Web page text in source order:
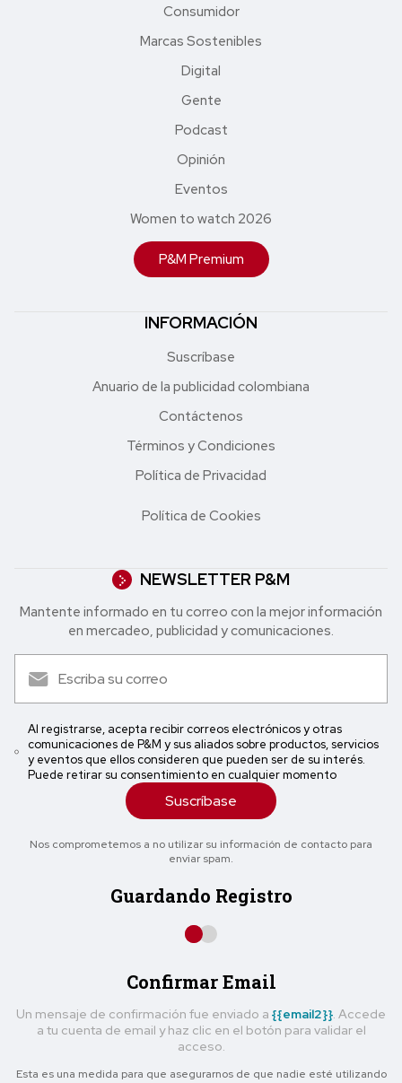
Consumidor
Marcas Sostenibles
Digital
Gente
Podcast
Opinión
Eventos
Women to watch 2026
P&M Premium
INFORMACIÓN
Suscríbase
Anuario de la publicidad colombiana
Contáctenos
Términos y Condiciones
Política de Privacidad
Política de Cookies
NEWSLETTER P&M
Mantente informado en tu correo con la mejor in formación
en mercadeo, publicidad y comunicaciones.
Al registrarse, acepta recibir correos electrónicos y otras
comunicaciones de P&M y sus aliados sobre productos, servicios
y eventos que ellos consideren que pueden ser de su interés.
Puede retirar su consentimiento en cualquier momento
Suscríbase
Nos comprometemos a no utilizar su información de contacto para
enviar spam.
Guardando Registro
Confirmar Email
Un mensaje de confirmación fue enviado a {{email2}} . Accede
a tu cuenta de email y haz clic en el botón para validar el
acceso.
Esta es una medida para que asegurarnos de que nadie esté utilizando